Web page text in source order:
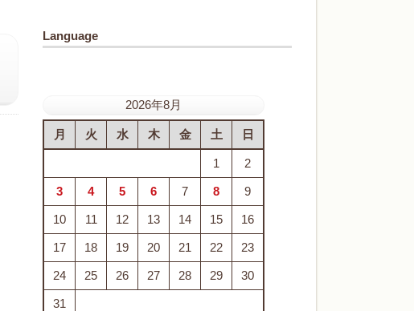
Language
2026年8月
月 火 水 木 金 土 日
1 2
3 4 5 6 7 8 9
10 11 12 13 14 15 16
17 18 19 20 21 22 23
24 25 26 27 28 29 30
31